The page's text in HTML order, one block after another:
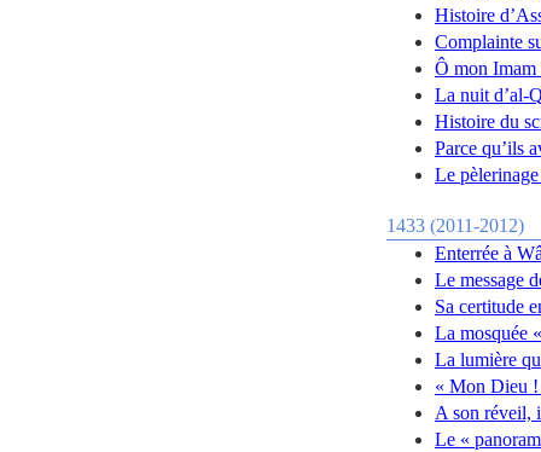
Histoire
Complainte
Ô mon Imam
La nuit d’al-
Histoire du
Parce qu’ils
Le
1433 (2011-2012)
Enterrée à
Le message
Sa certitude
La mosquée
La lumière
« Mon Dieu !
A son réveil,
Le «